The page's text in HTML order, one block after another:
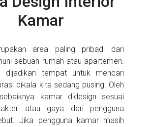
area paling pribadi dari
sebuah rumah atau apartemen.
dijadikan tempat untuk mencari
dikala kita sedang pusing. Oleh
kamar didesign sesuai
atau gaya dari pengguna
Jika pengguna kamar masih